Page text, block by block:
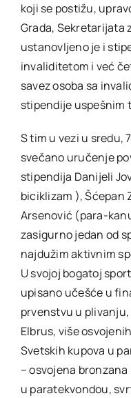
koji se postižu,
Grada, Sekretarijata
ustanovljeno je i
invaliditetom i već
savez osoba sa
stipendije uspešnim
S tim u vezi u sredu,
svečano uručenje
stipendija Danijeli
biciklizam ), Šćepan
Arsenović (para-
zasigurno jedan od
najdužim aktivnim
U svojoj bogatoj
upisano učešće u
prvenstvu u
Elbrus, više
Svetskih kupova u
– osvojena
u paratekvondou,